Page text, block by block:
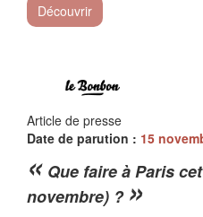
Découvrir
Article de presse
Date de parution : 15
« Que faire à Paris
novembre) ?»